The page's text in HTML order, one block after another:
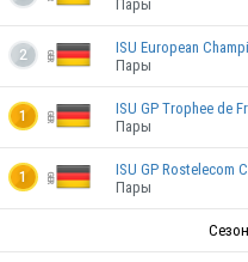
Пары
2
ISU European
Пары
1
ISU GP Trophee de
Пары
1
ISU GP Rostelecom
Пары